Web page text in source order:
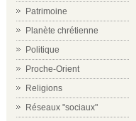
Patrimoine
Planète chrétienne
Politique
Proche-Orient
Religions
Réseaux "sociaux"